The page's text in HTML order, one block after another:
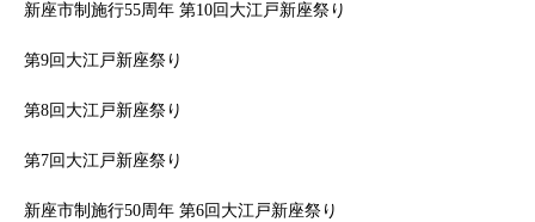
新座市制施行55周年 第10回大江戸新座祭り
第9回大江戸新座祭り
第8回大江戸新座祭り
第7回大江戸新座祭り
新座市制施行50周年 第6回大江戸新座祭り